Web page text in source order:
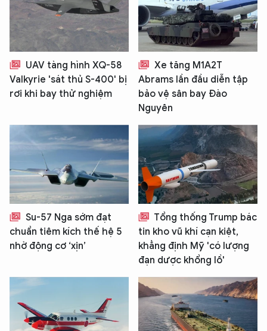
UAV tàng hình XQ-58
Valkyrie 'sát thủ S-400' bị
rơi khi bay thử nghiệm
Xe tăng M1A2T
Abrams lần đầu diễn tập
bảo vệ sân bay Đào
Nguyên
Su-57 Nga sớm đạt
chuẩn tiêm kích thế hệ 5
nhờ động cơ ‘xịn’
Tổng thống Trump bác
tin kho vũ khí cạn kiệt,
khẳng định Mỹ 'có lượng
đạn dược khổng lồ'